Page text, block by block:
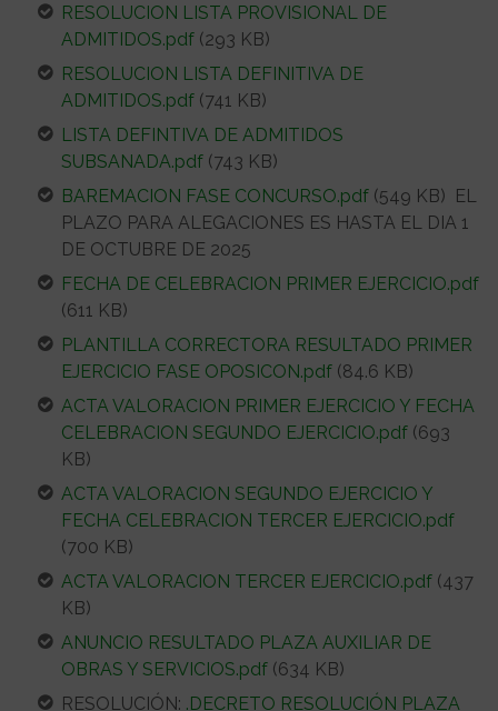
RESOLUCION LISTA PROVISIONAL DE
ADMITIDOS.pdf (293 KB)
RESOLUCION LISTA DEFINITIVA DE
ADMITIDOS.pdf (741 KB)
LISTA DEFINTIVA DE ADMITIDOS
SUBSANADA.pdf (743 KB)
BAREMACION FASE CONCURSO.pdf (549 KB) EL
PLAZO PARA ALEGACIONES ES HASTA EL DIA 1
DE OCTUBRE DE 2025
FECHA DE CELEBRACION PRIMER EJERCICIO.pdf
(611 KB)
PLANTILLA CORRECTORA RESULTADO PRIMER
EJERCICIO FASE OPOSICON.pdf (84.6 KB)
ACTA VALORACION PRIMER EJERCICIO Y FECHA
CELEBRACION SEGUNDO EJERCICIO.pdf (693
KB)
ACTA VALORACION SEGUNDO EJERCICIO Y
FECHA CELEBRACION TERCER EJERCICIO.pdf
(700 KB)
ACTA VALORACION TERCER EJERCICIO.pdf (437
KB)
ANUNCIO RESULTADO PLAZA AUXILIAR DE
OBRAS Y SERVICIOS.pdf (634 KB)
RESOLUCIÓN: .DECRETO RESOLUCIÓN PLAZA